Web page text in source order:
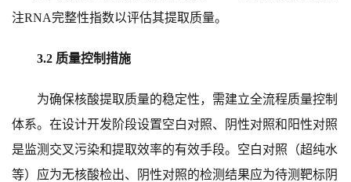
注RNA完整性指数以评估其提取质量。
3.2 质量控制措施
为确保核酸提取质量的稳定性，需建立全流程质量控制
体系。在设计开发阶段设置空白对照、阴性对照和阳性对照
是监测交叉污染和提取效率的有效手段。空白对照（超纯水
等）应为无核酸检出、阴性对照的检测结果应为待测靶标阴